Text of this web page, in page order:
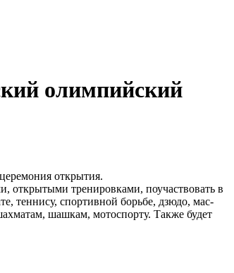
олимпийский
открытия.
открытыми тренировками, поучаствовать в
теннису, спортивной борьбе, дзюдо, мас-
шашкам, мотоспорту. Также будет